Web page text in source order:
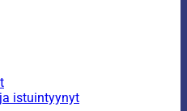
istuintyynyt